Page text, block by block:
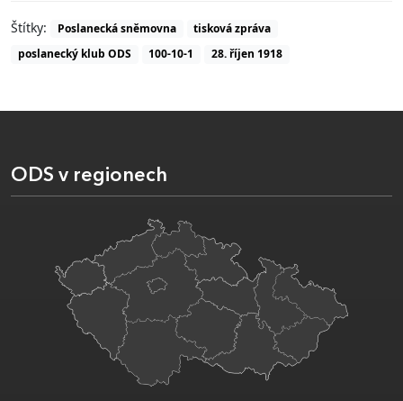
Štítky: Poslanecká sněmovna
tisková zpráva
poslanecký klub ODS
100-10-1 28. říjen 1918
ODS v regionech